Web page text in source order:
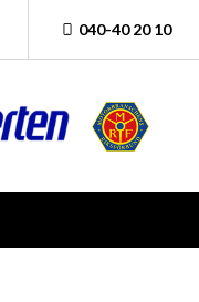
040-40 20 10